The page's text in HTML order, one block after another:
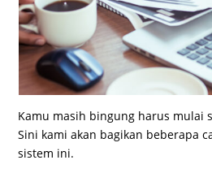
Kamu masih bingung harus mulai
Sini kami akan bagikan beberapa
sistem ini.